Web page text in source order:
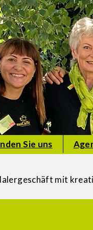
Sie uns
mit